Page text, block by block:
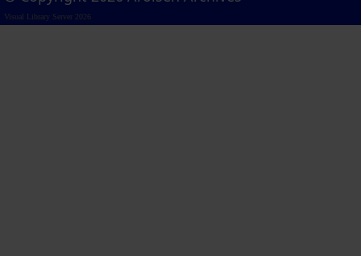
Visual Library Server 2026